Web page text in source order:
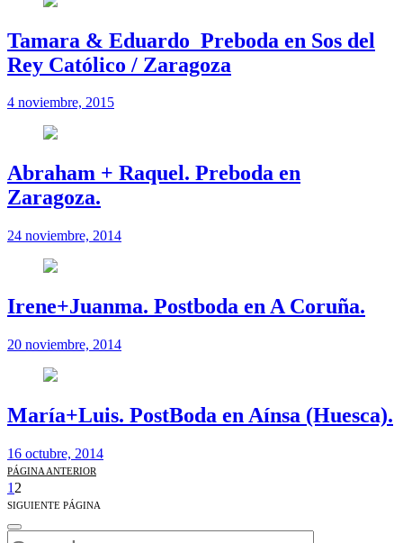
Tamara & Eduardo_Preboda en Sos del
Rey Católico / Zaragoza
4 noviembre, 2015
Abraham + Raquel. Preboda en
Zaragoza.
24 noviembre, 2014
Irene+Juanma. Postboda en A Coruña.
20 noviembre, 2014
María+Luis. PostBoda en Aínsa (Huesca).
16 octubre, 2014
PÁGINA ANTERIOR
1 2
SIGUIENTE PÁGINA